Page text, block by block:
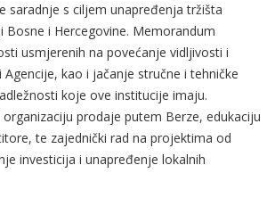
saradnje s ciljem unapređenja tržišta
Bosne i Hercegovine. Memorandum
usmjerenih na povećanje vidljivosti i
kao i jačanje stručne i tehničke
koje ove institucije imaju.
prodaje putem Berze, edukaciju
te zajednički rad na projektima od
investicija i unapređenje lokalnih